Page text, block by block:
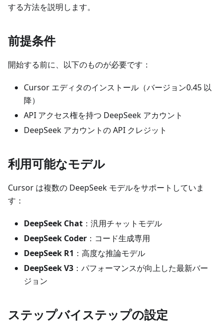
する方法を説明します。
前提条件
開始する前に、以下のものが必要です：
Cursor エディタのインストール（バージョン0.45 以
降）
API アクセス権を持つ DeepSeek アカウント
DeepSeek アカウントの API クレジット
利用可能なモデル
Cursor は複数の DeepSeek モデルをサポートしていま
す：
DeepSeek Chat ：汎用チャットモデル
DeepSeek Coder ：コード生成専用
DeepSeek R1 ：高度な推論モデル
DeepSeek V3 ：パフォーマンスが向上した最新バー
ジョン
ステップバイステップの設定